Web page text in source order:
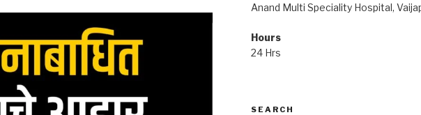
Anand Multi Speciality Hospital,
Hours
24 Hrs
SEARCH